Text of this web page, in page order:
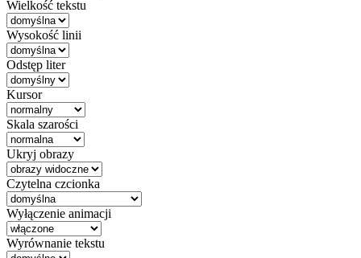
Wielkość tekstu
Wysokość linii
Odstęp liter
Kursor
Skala szarości
Ukryj obrazy
Czytelna czcionka
Wyłączenie animacji
Wyrównanie tekstu